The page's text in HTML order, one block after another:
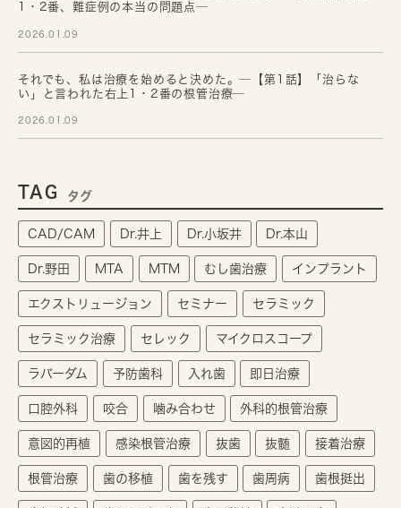
1・2番、難症例の本当の問題点─
2026.01.09
それでも、私は治療を始めると決めた。─【第1話】「治らな
い」と言われた右上1・2番の根管治療─
2026.01.09
TAG タグ
CAD/CAM Dr.井上 Dr.小坂井 Dr.本山
Dr.野田 MTA MTM むし歯治療 インプラント
エクストリュージョン セミナー セラミック
セラミック治療 セレック マイクロスコープ
ラバーダム 予防歯科 入れ歯 即日治療
口腔外科 咬合 噛み合わせ 外科的根管治療
意図的再植 感染根管治療 抜歯 抜髄 接着治療
根管治療 歯の移植 歯を残す 歯周病 歯根挺出